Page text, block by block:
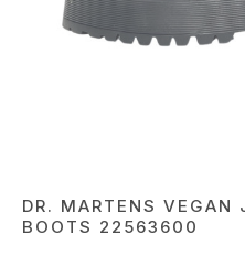
DR. MARTENS VEGAN
BOOTS 22563600